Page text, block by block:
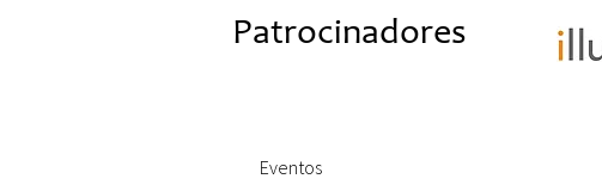
Patrocinadores
Eventos